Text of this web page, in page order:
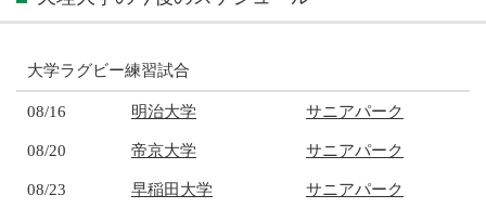
大学ラグビー練習試合
08/16 明治大学 サニアパーク
08/20 帝京大学 サニアパーク
08/23 早稲田大学 サニアパーク